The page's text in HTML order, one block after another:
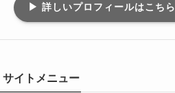
▶ 詳しいプロフィールはこちら
サイトメニュー